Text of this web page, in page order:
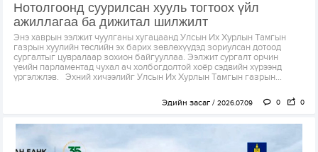
Нотолгоонд суурилсан хууль тогтоох үйл
ажиллагаа ба дижитал шилжилт
Энэ хаврын ээлжит чуулганы хугацаанд Улсын Их Хурлын Тамгын
газрын хуулийн төслийн эх барих зөвлөхүүдэд зориулсан дотоод
сургалтыг цувралаар зохион байгууллаа. Ээлжит сургалт орчин
үеийн парламентад чухал ач холбогдолтой хоёр сэдвийн хүрээнд
үргэлжлэв. Эхний хичээлийг Улсын Их Хурлын Тамгын газрын...
Эдийн засаг 2026.07.09 0 0